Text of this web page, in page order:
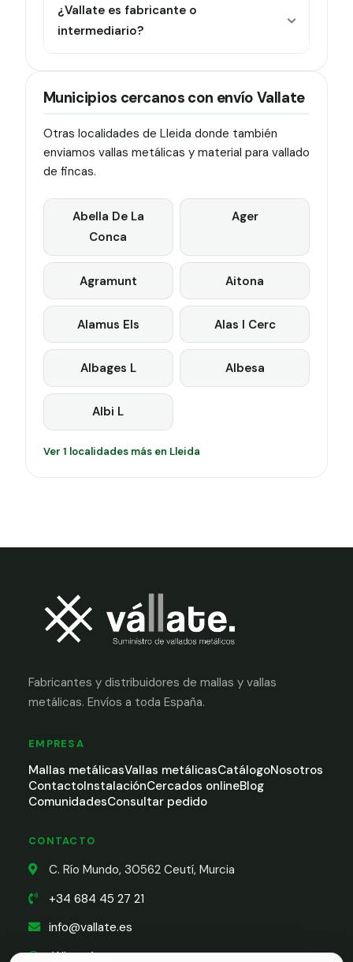
¿Vallate es fabricante o
intermediario?
Municipios cercanos con envío Vallate
Otras localidades de Lleida donde también
enviamos vallas metálicas y material para vallado
de fincas.
Abella De La
Conca
Ager
Agramunt Aitona
Alamus Els Alas I Cerc
Albages L Albesa
Albi L
Ver 1 localidades más en Lleida
Fabricantes y distribuidores de mallas y vallas
metálicas. Envíos a toda España.
EMPRESA
Mallas metálicasVallas metálicasCatálogoNosotros
ContactoInstalaciónCercados onlineBlog
ComunidadesConsultar pedido
CONTACTO
C. Río Mundo, 30562 Ceutí, Murcia
+34 684 45 27 21
info@vallate.es
WhatsApp